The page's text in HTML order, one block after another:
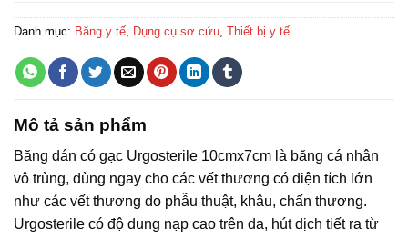
Danh mục: Băng y tế Dụng cụ sơ cứu Thiết bị y tế
Mô tả sản phẩm
Băng dán có gạc Urgosterile 10cmx7cm là băng cá nhân
vô trùng, dùng ngay cho các vết thương có diện tích lớn
như các vết thương do phẫu thuật, khâu, chấn thương.
Urgosterile có độ dung nạp cao trên da, hút dịch tiết ra từ